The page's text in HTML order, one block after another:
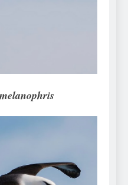
Play Fetch?
Train Them!